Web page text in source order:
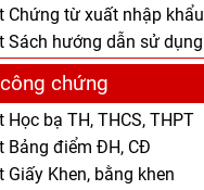
Chứng từ xuất nhập khẩu
Sách hướng dẫn sử dụng
chứng
Học bạ TH, THCS, THPT
Bảng điểm ĐH, CĐ
Giấy Khen, bằng khen